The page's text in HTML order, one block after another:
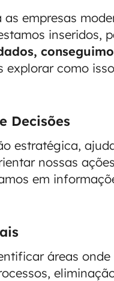
empresas
inseridos,
explorar como
Decisões
estratégica,
nossas
em
áreas